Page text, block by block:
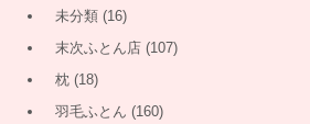
未分類 (16)
末次ふとん店 (107)
枕 (18)
羽毛ふとん (160)